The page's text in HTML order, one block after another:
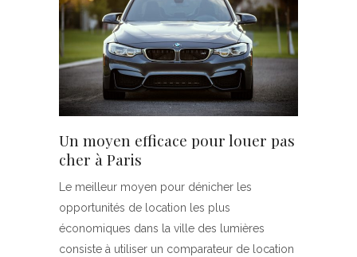
Un moyen efficace pour louer pas
cher à Paris
Le meilleur moyen pour dénicher les
opportunités de location les plus
économiques dans la ville des lumières
consiste à utiliser un comparateur de location